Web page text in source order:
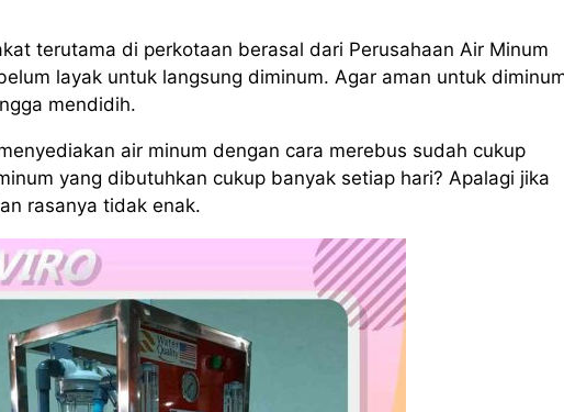
terutama di perkotaan berasal dari Perusahaan Air Minum
layak untuk langsung diminum. Agar aman untuk
mendidih.
air minum dengan cara merebus sudah cukup
yang dibutuhkan cukup banyak setiap hari? Apalagi jika
rasanya tidak enak.